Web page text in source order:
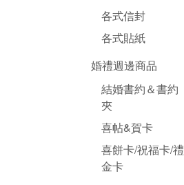
各式信封
各式貼紙
婚禮週邊商品
結婚書約＆書約
夾
喜帖&賀卡
喜餅卡/祝福卡/禮
金卡